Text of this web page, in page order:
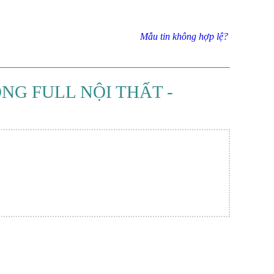
Mẫu tin không hợp lệ?
FULL NỘI THẤT -